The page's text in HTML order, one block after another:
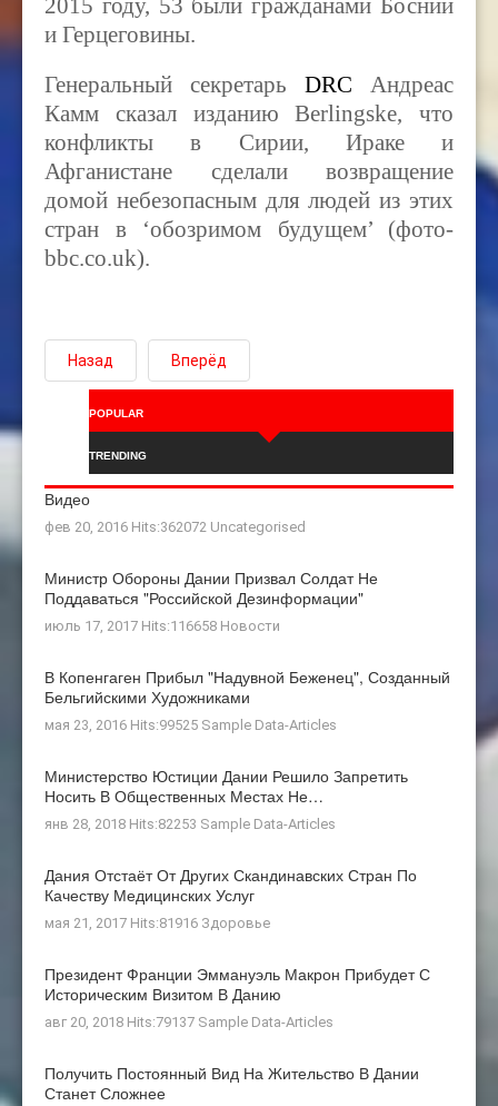
и Герцеговины.
Генеральный секретарь DRC Андреас
Камм сказал изданию Berlingske, что
конфликты в Сирии, Ираке и
Афганистане сделали возвращение
домой небезопасным для людей из этих
стран в ‘обозримом будущем’ (фото-
bbc.co.uk).
Назад Вперёд
POPULAR
TRENDING
Видео
фев 20, 2016 Hits:362072 Uncategorised
Министр Обороны Дании Призвал Солдат Не
Поддаваться "российской Дезинформации"
июль 17, 2017 Hits:116658 Новости
В Копенгаген Прибыл "Надувной Беженец", Созданный
Бельгийскими Художниками
мая 23, 2016 Hits:99525 Sample Data-Articles
Министерство Юстиции Дании Решило Запретить
Носить В Общественных Местах Не…
янв 28, 2018 Hits:82253 Sample Data-Articles
Дания Отстаёт От Других Скандинавских Стран По
Качеству Медицинских Услуг
мая 21, 2017 Hits:81916 Здоровье
Президент Франции Эммануэль Макрон Прибудет С
Историческим Визитом В Данию
авг 20, 2018 Hits:79137 Sample Data-Articles
Получить Постоянный Вид На Жительство В Дании
Станет Сложнее